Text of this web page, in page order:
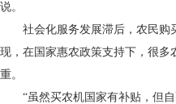
说。
社会化服务发展滞后，农民购
现，在国家惠农政策支持下，很
重。
“虽然买农机国家有补贴，但自